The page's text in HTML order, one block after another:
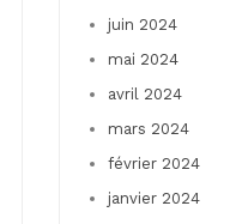
juin 2024
mai 2024
avril 2024
mars 2024
février 2024
janvier 2024